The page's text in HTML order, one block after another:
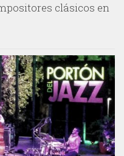
clásicos en